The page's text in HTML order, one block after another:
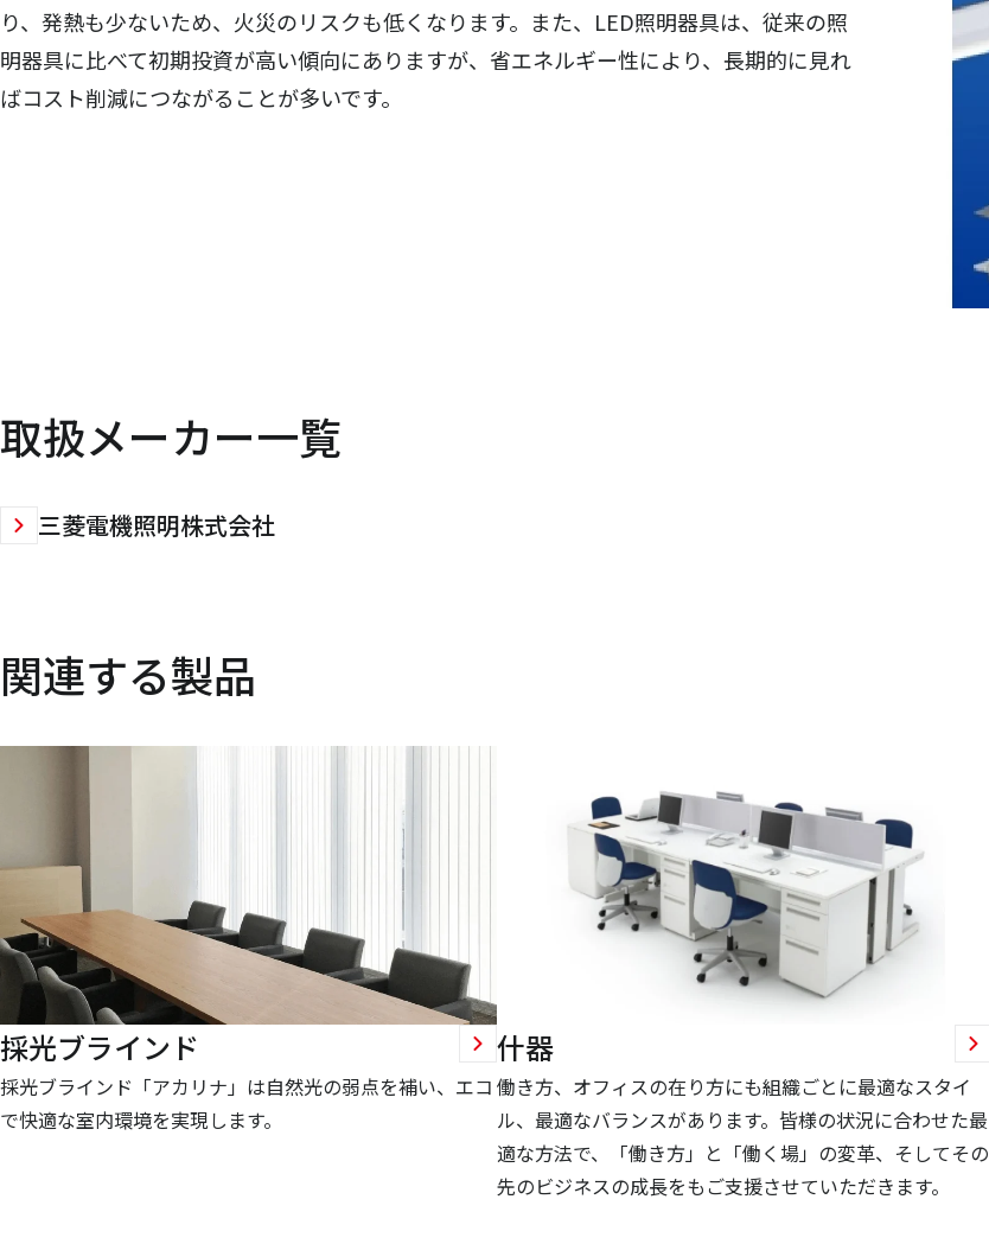
り、発熱も少ないため、火災のリスクも低くなります。また、LED照明器具は、従来の照
明器具に比べて初期投資が高い傾向にありますが、省エネルギー性により、長期的に見れ
ばコスト削減につながることが多いです。
取扱メーカー一覧
三菱電機照明株式会社
関連する製品
採光ブラインド
採光ブラインド「アカリナ」は自然光の弱点を補い、エコ
で快適な室内環境を実現します。
什器
働き方、オフィスの在り方にも組織ごとに最適なスタイ
ル、最適なバランスがあります。皆様の状況に合わせた最
適な方法で、「働き方」と「働く場」の変革、そしてその
先のビジネスの成長をもご支援させていただきます。